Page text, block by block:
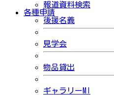
報道資料検索
各種申請
後援名義
見学会
物品貸出
ギャラリーMI